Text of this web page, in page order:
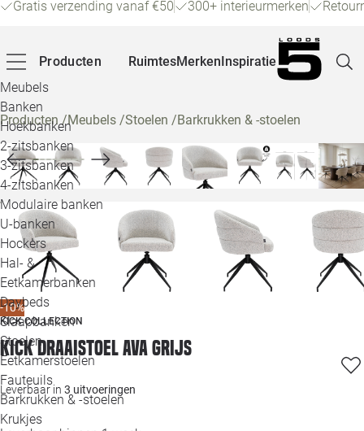
Gratis verzending vanaf €50 300+ interieurmerken
Producten
Meubels
Banken
Hoekbanken
2-zitsbanken
3-zitsbanken
4-zitsbanken
Modulaire banken
U-banken
Hockers
Hal- &
Eetkamerbanken
Daybeds
Slaapbanken
Stoelen
Eetkamerstoelen
Fauteuils
Barkrukken & -stoelen
Krukjes
RuimtesMerkenInspiratie
Producten/Meubels /Stoelen /Barkrukken & -stoelen
-10%
KICK COLLECTION
Kick Draaistoel Ava grijs
Leverbaar in 3 uitvoeringen